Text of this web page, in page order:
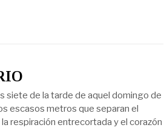
siete de la tarde de aquel domingo de
escasos metros que separan el
respiración entrecortada y el corazón